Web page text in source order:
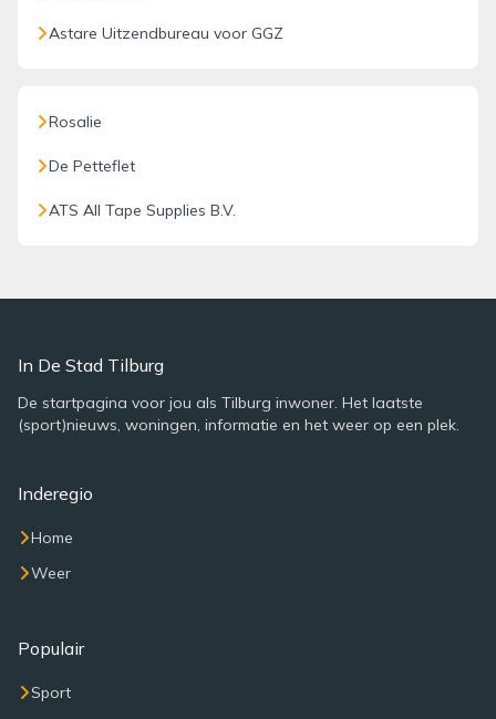
Astare Uitzendbureau voor GGZ
Rosalie
De Petteflet
ATS All Tape Supplies B.V.
In De Stad Tilburg
De startpagina voor jou als Tilburg inwoner. Het laatste
(sport)nieuws, woningen, informatie en het weer op een plek.
Inderegio
Home
Weer
Populair
Sport